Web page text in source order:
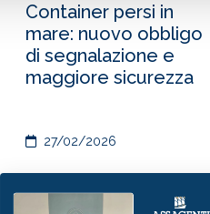
Container persi in
mare: nuovo obbligo
di segnalazione e
maggiore sicurezza
27/02/2026